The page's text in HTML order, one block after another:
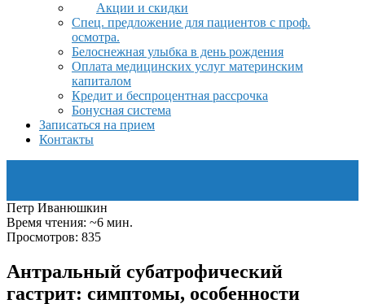
Акции и скидки
Спец. предложение для пациентов с проф.
осмотра.
Белоснежная улыбка в день рождения
Оплата медицинских услуг материнским
капиталом
Кредит и беспроцентная рассрочка
Бонусная система
Записаться на прием
Контакты
Петр Иванюшкин
Время чтения: ~6 мин.
Просмотров: 835
Антральный субатрофический
гастрит: симптомы, особенности